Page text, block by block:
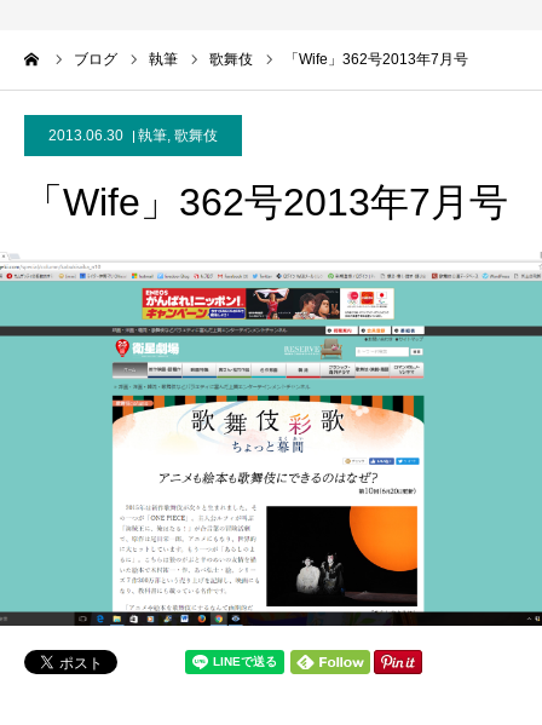
ブログ 執筆 歌舞伎 「Wife」362号2013年7月号
2013.06.30 執筆, 歌舞伎
「Wife」362号2013年7月号